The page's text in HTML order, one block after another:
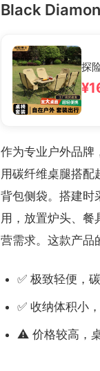
Black
探
作为专业户外品牌
用碳纤维桌腿搭配
背包侧袋。搭建时
用，放置炉头、餐
营需求。这款产品
✅ 极致轻便，
✅ 收纳体积小
⚠️ 价格较高，